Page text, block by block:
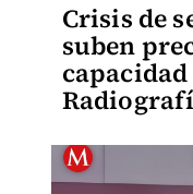
Crisis de
suben
capacidad